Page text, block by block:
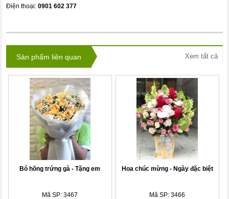
Điện thoại:0901 602 377
Sản phẩm liên quan Xem tất cả
Bó hồng trứng gà - Tặng em
Mã SP: 3467
Hoa chúc mừng - Ngày đặc biệt
Mã SP: 3466